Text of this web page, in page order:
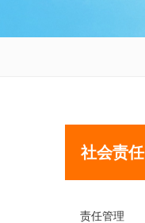
社会责任
责任管理